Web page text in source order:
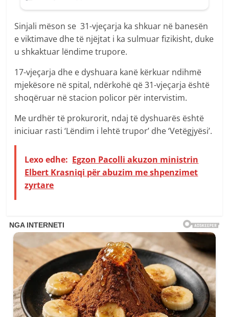
Sinjali mëson se 31-vjeçarja ka shkuar në banesën
e viktimave dhe të njëjtat i ka sulmuar fizikisht, duke
u shkaktuar lëndime trupore.
17-vjeçarja dhe e dyshuara kanë kërkuar ndihmë
mjekësore në spital, ndërkohë që 31-vjeçarja është
shoqëruar në stacion policor për intervistim.
Me urdhër të prokurorit, ndaj të dyshuarës është
iniciuar rasti ‘Lëndim i lehtë trupor’ dhe ‘Vetëgjyësi’.
Lexo edhe: Egzon Pacolli akuzon ministrin
Elbert Krasniqi për abuzim me shpenzimet
zyrtare